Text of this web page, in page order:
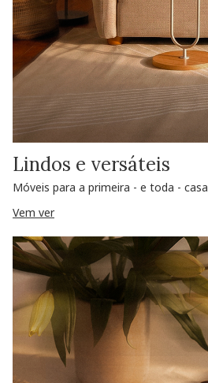
Lindos e versáteis
Móveis para a primeira - e toda - casa
Vem ver